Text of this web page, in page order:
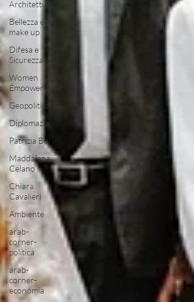
Architettura
Bellezza e
make up
Difesa e
Sicurezza
Women
Empowerment
Geopolitica
Diplomazia
Patrizia Boi
Maddalena
Celano
Chiara
Cavalieri
Ambiente
arab-
corner-
politica
arab-
corner-
economia